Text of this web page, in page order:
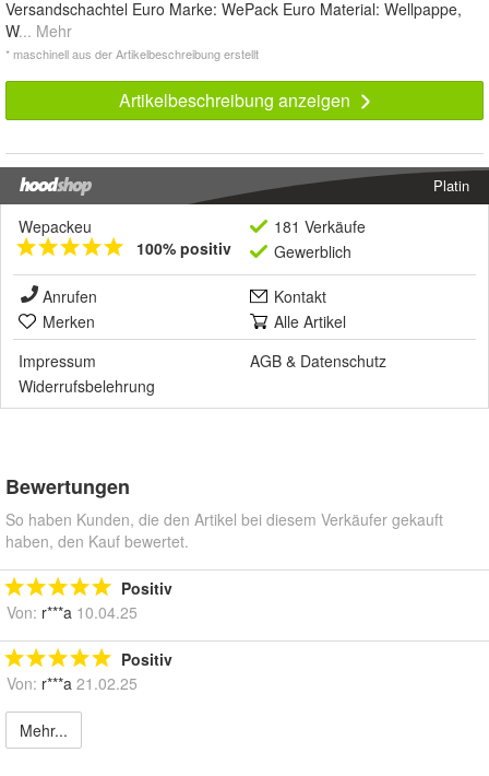
Versandschachtel Euro Marke: WePack Euro Material: Wellpappe,
W... Mehr
* maschinell aus der Artikelbeschreibung erstellt
Artikelbeschreibung anzeigen
Platin
Wepackeu
100% positiv
181 Verkäufe
Gewerblich
Anrufen
Kontakt
Merken
Alle Artikel
Impressum
AGB & Datenschutz
Widerrufsbelehrung
Bewertungen
So haben Kunden, die den Artikel bei diesem Verkäufer gekauft
haben, den Kauf bewertet.
Positiv
Von: r***a 10.04.25
Positiv
Von: r***a 21.02.25
Mehr...